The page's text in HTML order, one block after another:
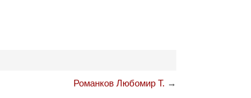
Романков Любомир Т. →